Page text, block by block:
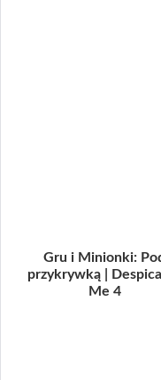
Gru i Minionki:
przykrywką |
Me 4